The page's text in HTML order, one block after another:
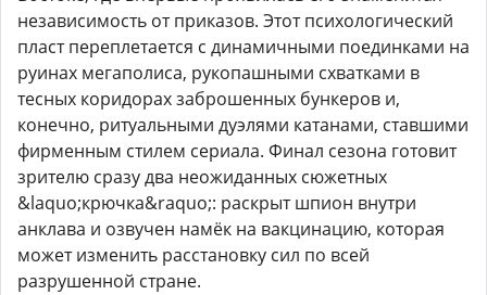
независимость от приказов. Этот психологический
пласт переплетается с динамичными поединками на
руинах мегаполиса, рукопашными схватками в
тесных коридорах заброшенных бункеров и,
конечно, ритуальными дуэлями катанами, ставшими
фирменным стилем сериала. Финал сезона готовит
зрителю сразу два неожиданных сюжетных
&laquo;крючка&raquo;: раскрыт шпион внутри
анклава и озвучен намёк на вакцинацию, которая
может изменить расстановку сил по всей
разрушенной стране.